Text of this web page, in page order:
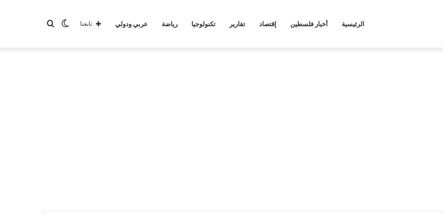
الرئيسية أخبار فلسطين إقتصاد تقارير تكنولوجيا رياضة عربي ودولي بحثالوضع تابعنا